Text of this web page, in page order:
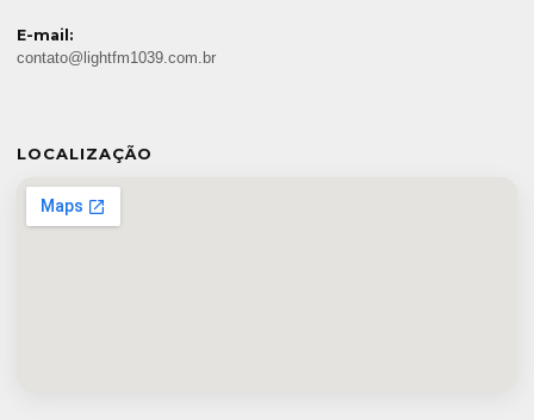
E-mail:
contato@lightfm1039.com.br
LOCALIZAÇÃO